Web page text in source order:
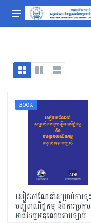
BOOK
សៀវភៅណែនាំសម្រាប់ការចុះ
បញ្ជីពាណិជ្ជកម្ម និងការប្រកប
អាជីវកម្មអនុលោមតាមច្បាប់